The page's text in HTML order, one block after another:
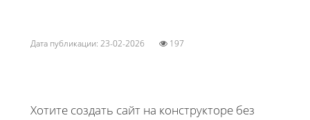
Дата публикации: 23-02-2026 197
Хотите создать сайт на конструкторе без